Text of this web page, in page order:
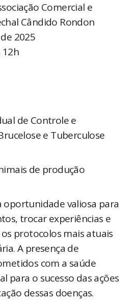
Comercial e
Cândido Rondon
2025
12h
de Controle e
e Tuberculose
de produção
oportunidade valiosa para
trocar experiências e
protocolos mais atuais
A presença de
com a saúde
para o sucesso das ações
dessas doenças.